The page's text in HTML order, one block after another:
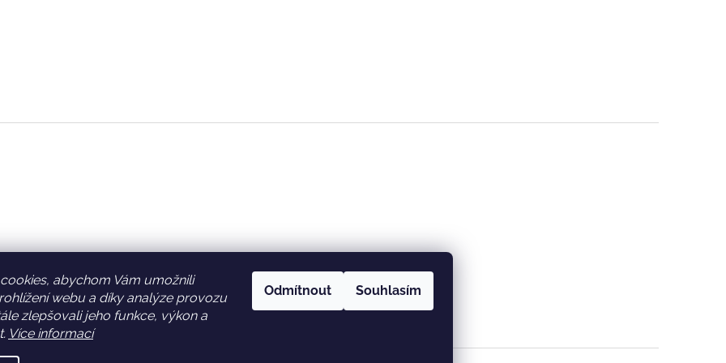
abychom Vám umožnili
webu a díky analýze provozu
zlepšovali jeho funkce, výkon a
Více informací
Odmítnout Souhlasím
Facebook Věrnostní slevy